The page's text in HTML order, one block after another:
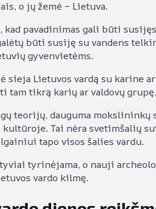
o jų žemė – Lietuva.
pavadinimas gali būti
būti susiję su vandens
gyvenvietėms.
sieja Lietuvos vardą su karine
tam tikrą karių ar valdovų
teorijų, dauguma mokslininkų
Tai nėra svetimšalių
tapo visos šalies vardu.
tyrinėjama, o nauji
vardo kilmę.